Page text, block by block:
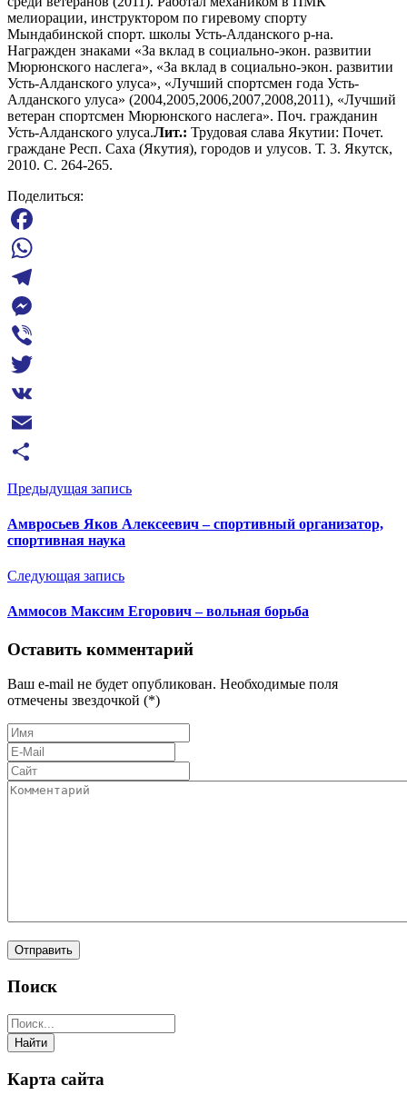
мелиорации, инструктором по гиревому спорту
Мындабинской спорт. школы Усть-Алданского р-на.
Награжден знаками «За вклад в социально-экон. развитии
Мюрюнского наслега», «За вклад в социально-экон. развитии
Усть-Алданского улуса», «Лучший спортсмен года Усть-
Алданского улуса» (2004,2005,2006,2007,2008,2011), «Лучший
ветеран спортсмен Мюрюнского наслега». Поч. гражданин
Усть-Алданского улуса.Лит.: Трудовая слава Якутии: Почет.
граждане Респ. Саха (Якутия), городов и улусов. Т. 3. Якутск,
2010. С. 264-265.
Поделиться:
Facebook
WhatsApp
Telegram
Messenger
Viber
Twitter
VK
Email
Отправить
Предыдущая запись
Амвросьев Яков Алексеевич – спортивный организатор,
спортивная наука
Следующая запись
Аммосов Максим Егорович – вольная борьба
Оставить комментарий
Ваш e-mail не будет опубликован. Необходимые поля
отмечены звездочкой (*)
Поиск
Карта сайта